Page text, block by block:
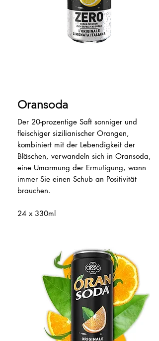
Oransoda
Der 20-prozentige Saft sonniger und
fleischiger sizilianischer Orangen,
kombiniert mit der Lebendigkeit der
Bläschen, verwandeln sich in Oransoda,
eine Umarmung der Ermutigung, wann
immer Sie einen Schub an Positivität
brauchen.
24 x 330ml